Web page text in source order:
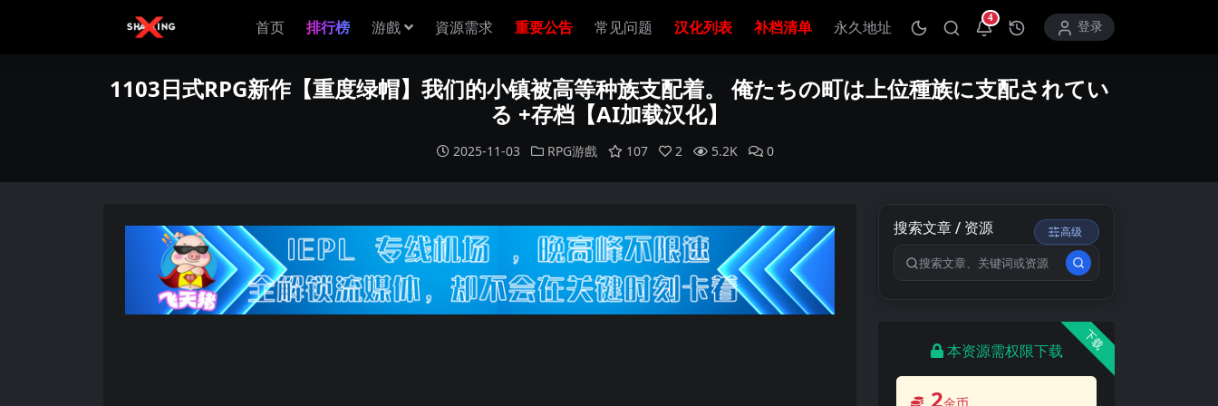
首页 排行榜 游戲 資源需求 重要公告 常见问题 汉化列表 补档清单 永久地址 4
打开通知中心登录
1103日式RPG新作【重度绿帽】我们的小镇被高等种族支配着。 俺たちの町は上位種族に支配されてい
る +存档【AI加载汉化】
2025-11-03 RPG游戲 107 2 5.2K 0
搜索文章 / 资源 高级
搜索关键词
下载
本资源需权限下载
2